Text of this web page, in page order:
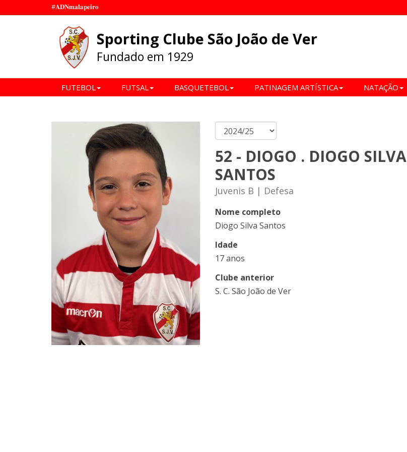
#𝐀𝐃𝐍𝐦𝐚𝐥𝐚𝐩𝐞𝐢𝐫𝐨
Sporting Clube São João de Ver
Fundado em 1929
FUTEBOL FUTSAL BASQUETEBOL PATINAGEM ARTÍSTICA NATAÇÃO
52 - DIOGO . DIOGO SILVA
SANTOS
Juvenis B | Defesa
Nome completo
Diogo Silva Santos
Idade
17 anos
Clube anterior
S. C. São João de Ver